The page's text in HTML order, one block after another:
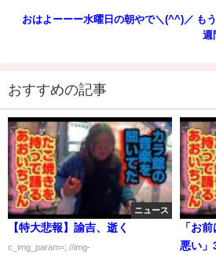
おはよーーー水曜日の朝やで＼(^^)／ も
週
おすすめの記事
ニュース
【特大悲報】諭吉、逝く
c_img_param=; //img-
「お
悪い